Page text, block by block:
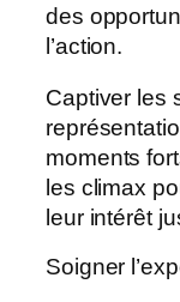
des
l’action.
Captiver les
moments
les climax
leur intérêt
Soigner